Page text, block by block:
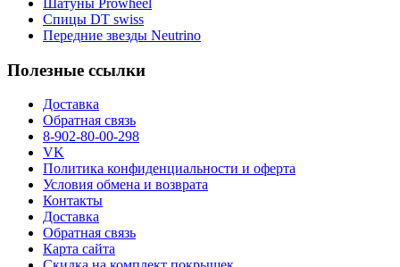
Шатуны Prowheel
Спицы DT swiss
Передние звезды Neutrino
Полезные ссылки
Доставка
Обратная связь
8-902-80-00-298
VK
Политика конфиденциальности и оферта
Условия обмена и возврата
Контакты
Доставка
Обратная связь
Карта сайта